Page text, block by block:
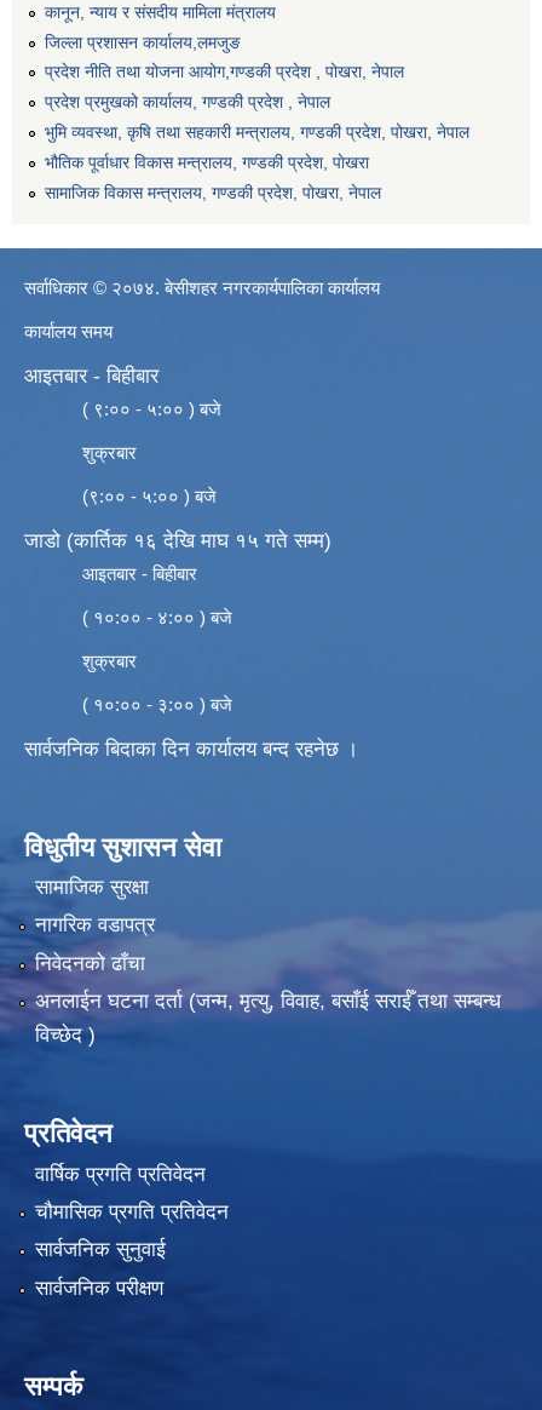
कानून, न्याय र संसदीय मामिला मंत्रालय
जिल्ला प्रशासन कार्यालय,लमजुङ
प्रदेश नीति तथा योजना आयोग,गण्डकी प्रदेश , पोखरा, नेपाल
प्रदेश प्रमुखको कार्यालय, गण्डकी प्रदेश , नेपाल
भुमि व्यवस्था, कृषि तथा सहकारी मन्त्रालय, गण्डकी प्रदेश, पोखरा, नेपाल
भौतिक पूर्वाधार विकास मन्त्रालय, गण्डकी प्रदेश, पाेखरा
सामाजिक विकास मन्त्रालय, गण्डकी प्रदेश, पोखरा, नेपाल
सर्वाधिकार © २०७४. बेसीशहर नगरकार्यपालिका कार्यालय
कार्यालय समय
आइतबार - बिहीबार
( ९:०० - ५:०० ) बजे
शुक्रबार
(९:०० - ५:०० ) बजे
जाडो (कार्तिक १६ देखि माघ १५ गते सम्म)
आइतबार - बिहीबार
( १०:०० - ४:०० ) बजे
शुक्रबार
( १०:०० - ३:०० ) बजे
सार्वजनिक बिदाका दिन कार्यालय बन्द रहनेछ ।
विधुतीय सुशासन सेवा
सामाजिक सुरक्षा
नागरिक वडापत्र
निवेदनको ढाँचा
अनलाईन घटना दर्ता (जन्म, मृत्यु, विवाह, बसाँई सराईँ तथा सम्बन्ध
विच्छेद )
प्रतिवेदन
वार्षिक प्रगति प्रतिवेदन
चौमासिक प्रगति प्रतिवेदन
सार्वजनिक सुनुवाई
सार्वजनिक परीक्षण
सम्पर्क